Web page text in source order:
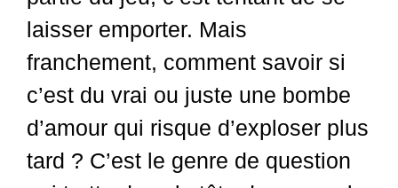
laisser emporter. Mais
franchement, comment savoir si
c’est du vrai ou juste une bombe
d’amour qui risque d’exploser plus
tard ? C’est le genre de question